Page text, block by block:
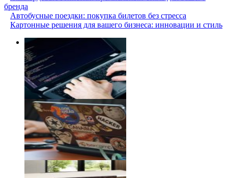
бренда
Автобусные поездки: покупка билетов без стресса
Картонные решения для вашего бизнеса: инновации и стиль